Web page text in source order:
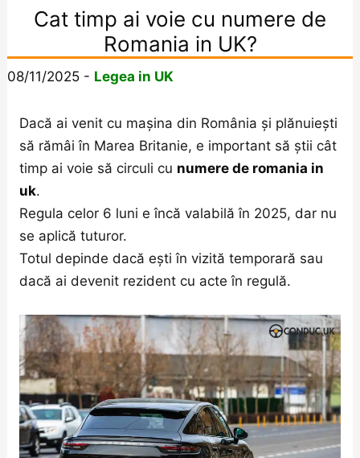
Cat timp ai voie cu numere de
Romania in UK?
08/11/2025 - Legea in UK
Dacă ai venit cu mașina din România și plănuiești
să rămâi în Marea Britanie, e important să știi cât
timp ai voie să circuli cu numere de romania in
uk.
Regula celor 6 luni e încă valabilă în 2025, dar nu
se aplică tuturor.
Totul depinde dacă ești în vizită temporară sau
dacă ai devenit rezident cu acte în regulă.